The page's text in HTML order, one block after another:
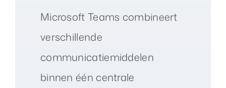
Microsoft Teams combineert
verschillende
communicatiemiddelen
binnen één centrale